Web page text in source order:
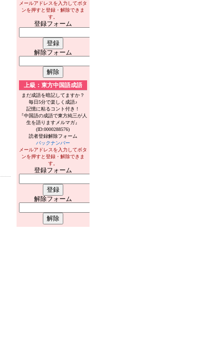
メールアドレスを入力してボタ
ンを押すと登録・解除できま
す。
登録フォーム
解除フォーム
上級：東方中国語成語
まだ成語を暗記してますか？
毎日5分で楽しく成語♪
記憶に粘るコント付き！
『中国語の成語で東方純三が人
生を語りますメルマガ』
(ID:0000288576)
読者登録解除フォーム
バックナンバー
メールアドレスを入力してボタ
ンを押すと登録・解除できま
す。
登録フォーム
解除フォーム